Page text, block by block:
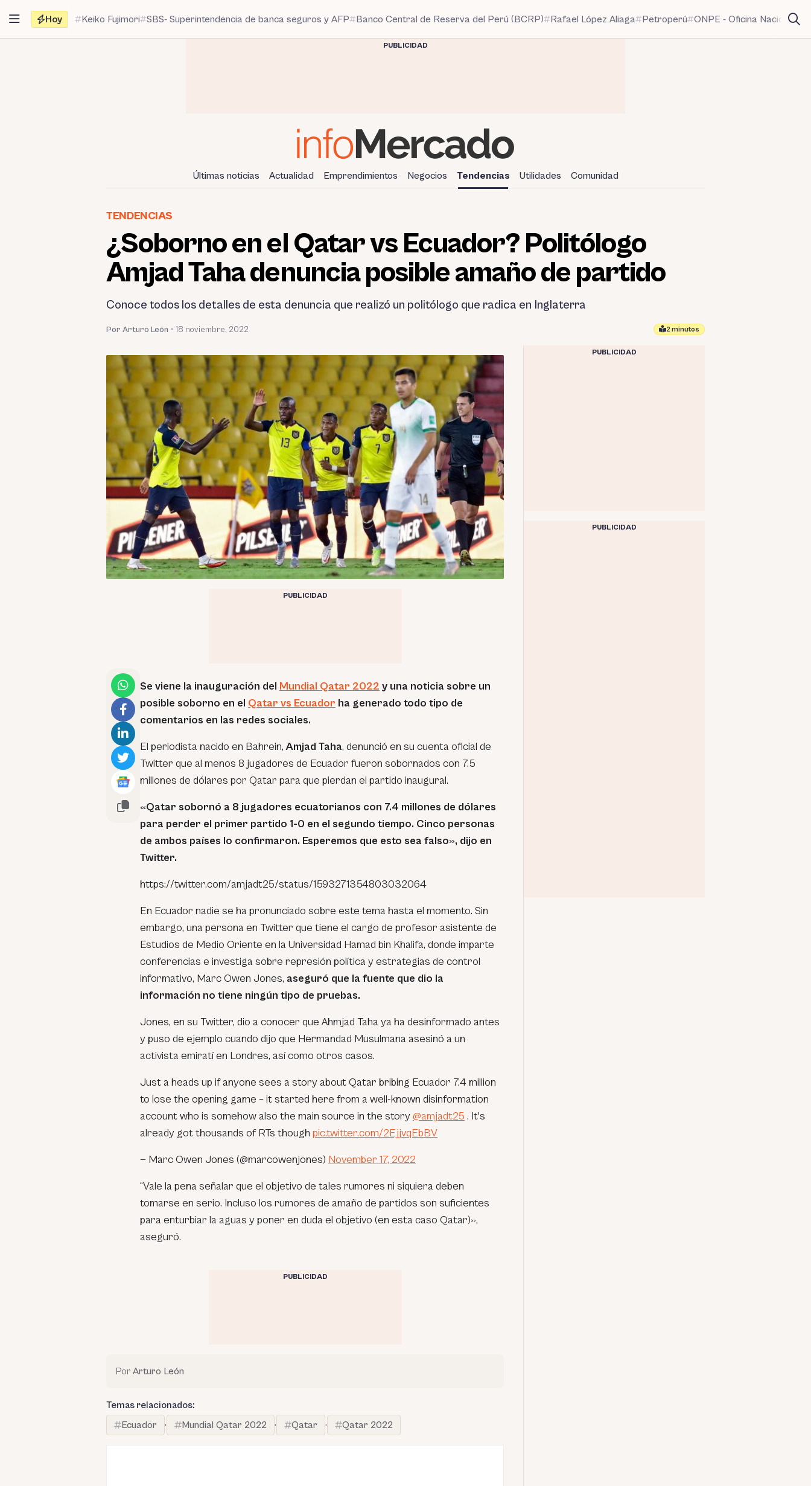
contenido
Hoy Keiko Fujimori SBS- Superintendencia de banca seguros y AFP Banco Central de Reserva del Perú (BCRP) Rafael López Aliaga Petroperú ONPE - Oficina Nacional
PUBLICIDAD
Últimas noticias Actualidad Emprendimientos Negocios Tendencias Utilidades Comunidad
TENDENCIAS
¿Soborno en el Qatar vs Ecuador? Politólogo
Amjad Taha denuncia posible amaño de partido
Conoce todos los detalles de esta denuncia que realizó un politólogo que radica en Inglaterra
Por Arturo León • 18 noviembre, 2022 2 minutos
PUBLICIDAD
Se viene la inauguración del Mundial Qatar 2022 y una noticia sobre un
posible soborno en el Qatar vs Ecuador ha generado todo tipo de
comentarios en las redes sociales.
El periodista nacido en Bahrein,Amjad Taha, denunció en su cuenta oficial de
Twitter que al menos 8 jugadores de Ecuador fueron sobornados con 7.5
millones de dólares por Qatar para que pierdan el partido inaugural.
«Qatar sobornó a 8 jugadores ecuatorianos con 7.4 millones de dólares
para perder el primer partido 1-0 en el segundo tiempo. Cinco personas
de ambos países lo confirmaron. Esperemos que esto sea falso», dijo en
Twitter.
https://twitter.com/amjadt25/status/1593271354803032064
En Ecuador nadie se ha pronunciado sobre este tema hasta el momento. Sin
embargo, una persona en Twitter que tiene el cargo de profesor asistente de
Estudios de Medio Oriente en la Universidad Hamad bin Khalifa, donde imparte
conferencias e investiga sobre represión política y estrategias de control
informativo, Marc Owen Jones, aseguró que la fuente que dio la
información no tiene ningún tipo de pruebas.
Jones, en su Twitter, dio a conocer que Ahmjad Taha ya ha desinformado antes
y puso de ejemplo cuando dijo que Hermandad Musulmana asesinó a un
activista emiratí en Londres, así como otros casos.
Just a heads up if anyone sees a story about Qatar bribing Ecuador 7.4 million
to lose the opening game – it started here from a well-known disinformation
account who is somehow also the main source in the story@amjadt25 . It's
already got thousands of RTs though pic.twitter.com/2EjjvqEbBV
— Marc Owen Jones (@marcowenjones) November 17, 2022
“Vale la pena señalar que el objetivo de tales rumores ni siquiera deben
tomarse en serio. Incluso los rumores de amaño de partidos son suficientes
para enturbiar la aguas y poner en duda el objetivo (en esta caso Qatar)»,
aseguró.
PUBLICIDAD
Por Arturo León
Temas relacionados:
Ecuador
· Mundial Qatar 2022 · Qatar · Qatar 2022
PUBLICIDAD
PUBLICIDAD